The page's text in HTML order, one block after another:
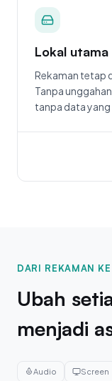
Lokal utama
Rekaman tetap
Tanpa
tanpa data
DARI REKAMAN
Ubah
menjadi
Audio Screen